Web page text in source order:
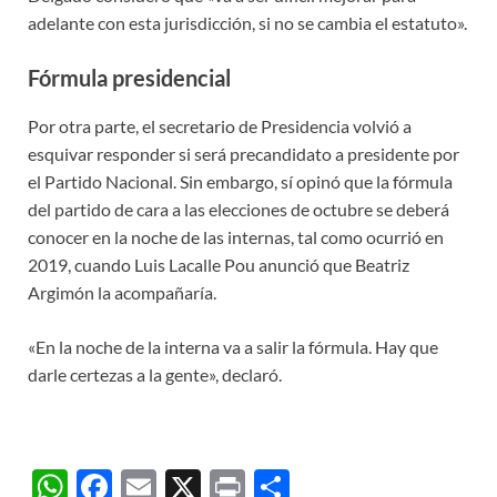
adelante con esta jurisdicción, si no se cambia el estatuto».
Fórmula presidencial
Por otra parte, el secretario de Presidencia volvió a
esquivar responder si será precandidato a presidente por
el Partido Nacional. Sin embargo, sí opinó que la fórmula
del partido de cara a las elecciones de octubre se deberá
conocer en la noche de las internas, tal como ocurrió en
2019, cuando Luis Lacalle Pou anunció que Beatriz
Argimón la acompañaría.
«En la noche de la interna va a salir la fórmula. Hay que
darle certezas a la gente», declaró.
W F E X P